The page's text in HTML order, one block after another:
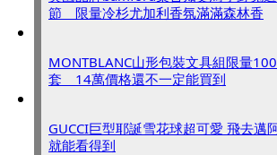
節 限量冷杉尤加利香氛滿滿森林香
MONTBLANC山形包裝文具組限量100
套 14萬價格還不一定能買到
GUCCI巨型耶誕雪花球超可愛 飛去邁阿密
就能看得到